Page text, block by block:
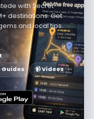
with Secret
destinations. Get
and local tips.
Guides 📹 Videos